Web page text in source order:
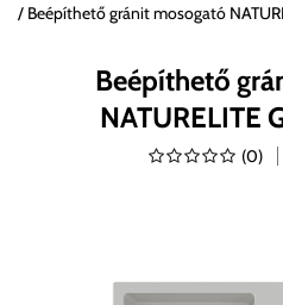
Beépíthető gránit mosogató
Beépíthető
NATURELITE
(0)